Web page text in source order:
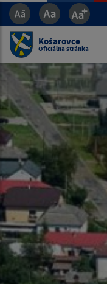
Košarovce
Oficiálna stránka